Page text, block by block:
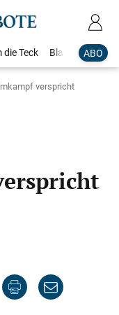
ABO
die Teck Blaulicht
verspricht